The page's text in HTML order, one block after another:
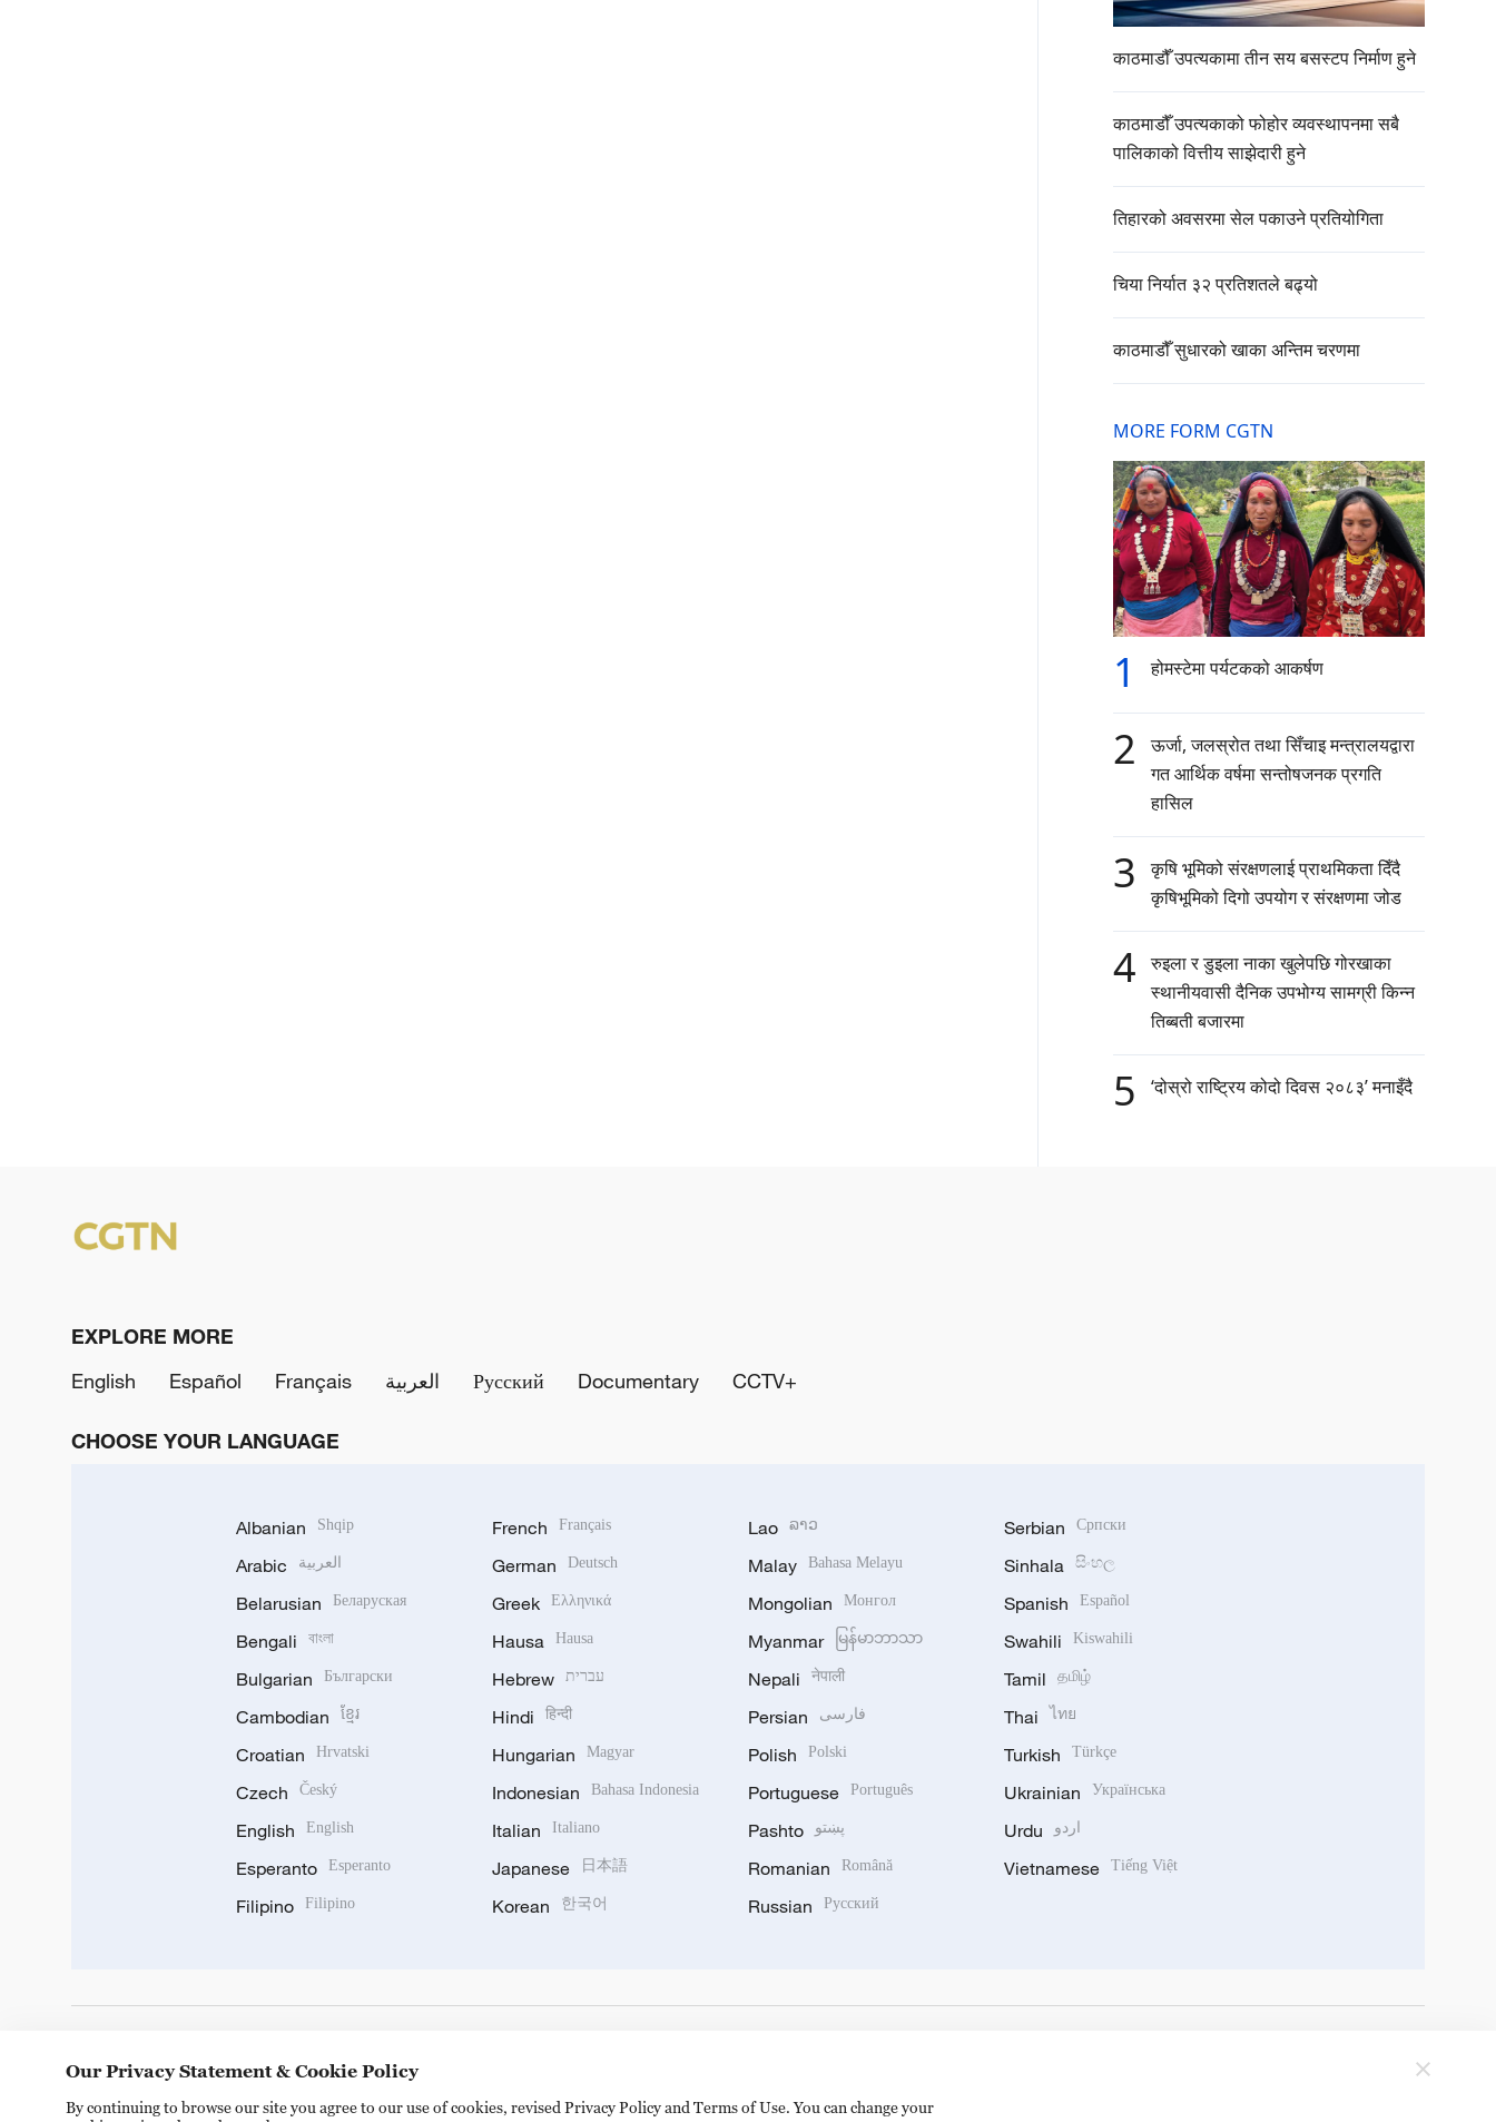
काठमाडौँ उपत्यकामा तीन सय बसस्टप निर्माण हुने
काठमाडौँ उपत्यकाको फोहोर व्यवस्थापनमा सबै
पालिकाको वित्तीय साझेदारी हुने
तिहारको अवसरमा सेल पकाउने प्रतियोगिता
चिया निर्यात ३२ प्रतिशतले बढ्यो
काठमाडौँ सुधारको खाका अन्तिम चरणमा
MORE FORM CGTN
1 होमस्टेमा पर्यटकको आकर्षण
2
ऊर्जा, जलस्रोत तथा सिँचाइ मन्त्रालयद्वारा
गत आर्थिक वर्षमा सन्तोषजनक प्रगति
हासिल
3
कृषि भूमिको संरक्षणलाई प्राथमिकता दिँदै
कृषिभूमिको दिगो उपयोग र संरक्षणमा जोड
4
रुइला र डुइला नाका खुलेपछि गोरखाका
स्थानीयवासी दैनिक उपभोग्य सामग्री किन्न
तिब्बती बजारमा
5 ‘दोस्रो राष्ट्रिय कोदो दिवस २०८३’ मनाइँदै
EXPLORE MORE
English
Español Français العربية Русский Documentary CCTV+
CHOOSE YOUR LANGUAGE
Albanian Shqip
Arabic العربية
Belarusian Беларуская
Bengali বাংলা
Bulgarian Български
Cambodian ខ្មែរ
Croatian Hrvatski
Czech Český
English English
Esperanto Esperanto
Filipino Filipino
French Français
German Deutsch
Greek Ελληνικά
Hausa Hausa
Hebrew עברית
Hindi हिन्दी
Hungarian Magyar
Indonesian Bahasa Indonesia
Italian Italiano
Japanese 日本語
Korean 한국어
Lao ລາວ
Malay Bahasa Melayu
Mongolian Монгол
Myanmar မြန်မာဘာသာ
Nepali नेपाली
Persian فارسی
Polish Polski
Portuguese Português
Pashto پښتو
Romanian Română
Russian Русский
Serbian Српски
Sinhala සිංහල
Spanish Español
Swahili Kiswahili
Tamil தமிழ்
Thai ไทย
Turkish Türkçe
Ukrainian Українська
Urdu اردو
Vietnamese Tiếng Việt
Our Privacy Statement & Cookie Policy
By continuing to browse our site you agree to our use of cookies, revised Privacy Policy and Terms of Use. You can change your